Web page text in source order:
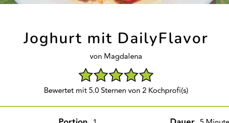
Joghurt mit DailyFlavor
von Magdalena
Bewertet mit 5.0 Sternen von 2 Kochprofi(s)